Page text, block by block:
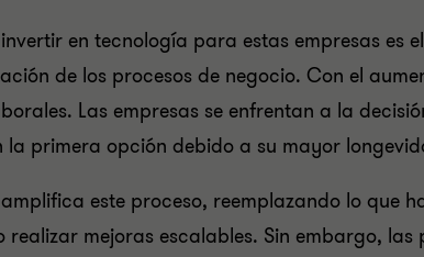
en tecnología para estas empresas
de los procesos de negocio. Con el
Las empresas se enfrentan a la
primera opción debido a su mayor
este proceso, reemplazando lo que
realizar mejoras escalables. Sin embargo,